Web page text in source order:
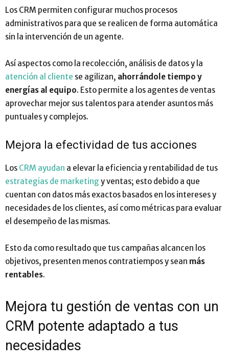
Los CRM permiten configurar muchos procesos
administrativos para que se realicen de forma automática
sin la intervención de un agente.
Así aspectos como la recolección, análisis de datos y la
atención al cliente se agilizan, ahorrándole tiempo y
energías al equipo. Esto permite a los agentes de ventas
aprovechar mejor sus talentos para atender asuntos más
puntuales y complejos.
Mejora la efectividad de tus acciones
Los CRM ayudan a elevar la eficiencia y rentabilidad de tus
estrategias de marketing y ventas; esto debido a que
cuentan con datos más exactos basados en los intereses y
necesidades de los clientes, así como métricas para evaluar
el desempeño de las mismas.
Esto da como resultado que tus campañas alcancen los
objetivos, presenten menos contratiempos y sean más
rentables.
Mejora tu gestión de ventas con un
CRM potente adaptado a tus
necesidades